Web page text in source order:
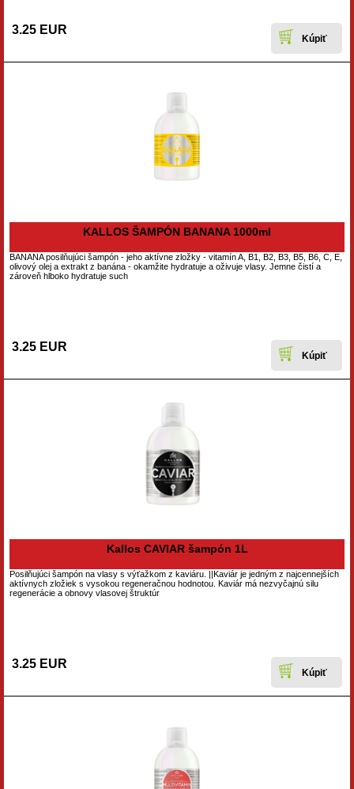
3.25 EUR
KALLOS ŠAMPÓN BANANA 1000ml
BANANA posilňujúci šampón - jeho aktívne zložky - vitamín A, B1, B2, B3, B5, B6, C, E,
olivový olej a extrakt z banána - okamžite hydratuje a oživuje vlasy. Jemne čistí a
zároveň hlboko hydratuje such
3.25 EUR
Kallos CAVIAR šampón 1L
Posilňujúci šampón na vlasy s výťažkom z kaviáru. ||Kaviár je jedným z najcennejších
aktívnych zložiek s vysokou regeneračnou hodnotou. Kaviár má nezvyčajnú silu
regenerácie a obnovy vlasovej štruktúr
3.25 EUR